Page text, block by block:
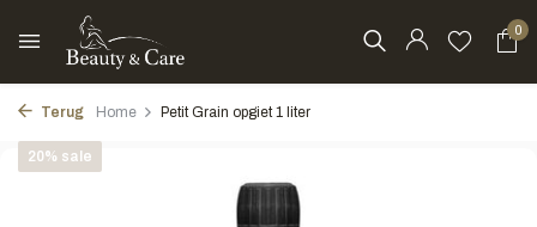
0
Terug Home Petit Grain opgiet 1 liter
20% sale